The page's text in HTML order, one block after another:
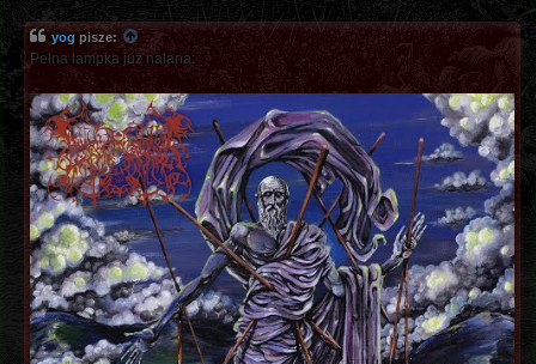
yog pisze:
Pełna lampka już nalana: